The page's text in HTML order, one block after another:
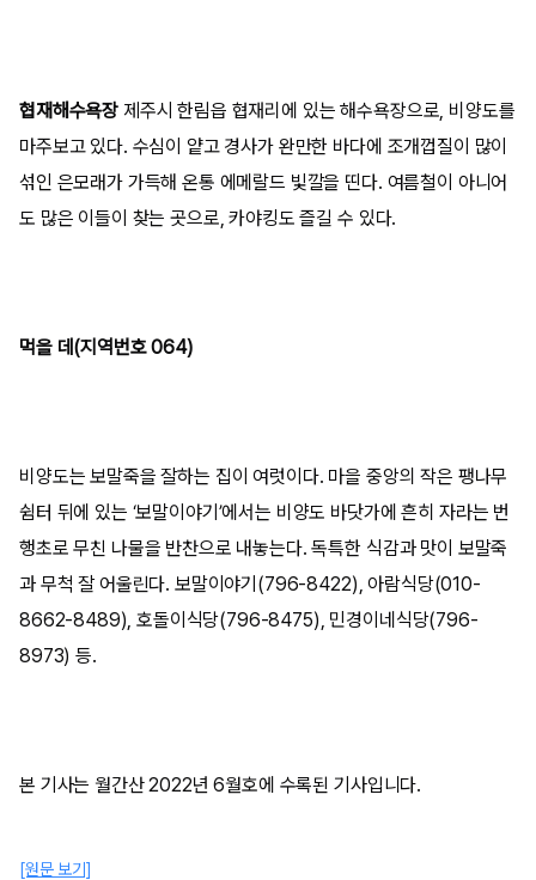
협재해수욕장 제주시 한림읍 협재리에 있는 해수욕장으로, 비양도를
마주보고 있다. 수심이 얕고 경사가 완만한 바다에 조개껍질이 많이
섞인 은모래가 가득해 온통 에메랄드 빛깔을 띤다. 여름철이 아니어
도 많은 이들이 찾는 곳으로, 카야킹도 즐길 수 있다.
먹을 데(지역번호 064)
비양도는 보말죽을 잘하는 집이 여럿이다. 마을 중앙의 작은 팽나무
쉼터 뒤에 있는 ‘보말이야기’에서는 비양도 바닷가에 흔히 자라는 번
행초로 무친 나물을 반찬으로 내놓는다. 독특한 식감과 맛이 보말죽
과 무척 잘 어울린다. 보말이야기(796-8422), 아람식당(010-
8662-8489), 호돌이식당(796-8475), 민경이네식당(796-
8973) 등.
본 기사는 월간산 2022년 6월호에 수록된 기사입니다.
[원문 보기]